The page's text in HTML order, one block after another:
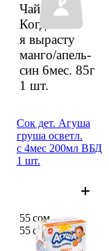
Чай дет.
Когда
я вырас­ту
манго/апель­
син 6мес. 85г
1 шт.
Сок дет. Агуша
груша осветл.
с 4мес 200мл ВБД
1 шт.
55 сом
55 сом